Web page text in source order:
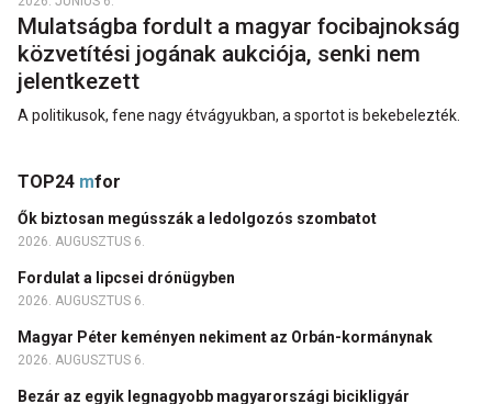
Mulatságba fordult a magyar focibajnokság
közvetítési jogának aukciója, senki nem
jelentkezett
A politikusok, fene nagy étvágyukban, a sportot is bekebelezték.
TOP24 mfor
Ők biztosan megússzák a ledolgozós szombatot
2026. AUGUSZTUS 6.
Fordulat a lipcsei drónügyben
2026. AUGUSZTUS 6.
Magyar Péter keményen nekiment az Orbán-kormánynak
2026. AUGUSZTUS 6.
Bezár az egyik legnagyobb magyarországi bicikligyár